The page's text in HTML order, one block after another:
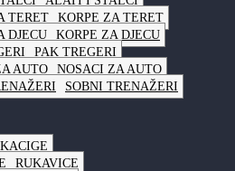
KORPE ZA TERET
KORPE ZA DJECU
PAK TREGERI
NOSACI ZA AUTO
SOBNI TRENAŽERI
KACIGE
RUKAVICE